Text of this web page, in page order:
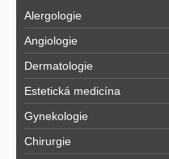
Alergologie
Angiologie
Dermatologie
Estetická medicína
Gynekologie
Chirurgie